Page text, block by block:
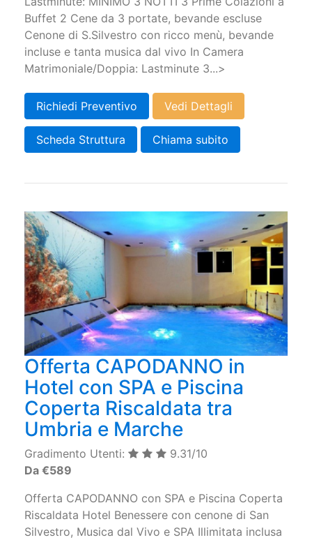
Buffet 2 Cene da 3 portate, bevande escluse
Cenone di S.Silvestro con ricco menù, bevande
incluse e tanta musica dal vivo In Camera
Matrimoniale/Doppia: Lastminute 3...>
Richiedi Preventivo Vedi Dettagli
Scheda Struttura Chiama subito
Offerta CAPODANNO in
Hotel con SPA e Piscina
Coperta Riscaldata tra
Umbria e Marche
Gradimento Utenti:
9.31/10
Da €589
Offerta CAPODANNO con SPA e Piscina Coperta
Riscaldata Hotel Benessere con cenone di San
Silvestro, Musica dal Vivo e SPA Illimitata inclusa